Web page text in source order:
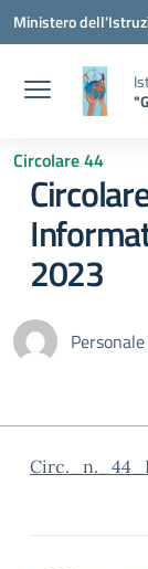
Vai ai contenuti
Vai al menu di
Vai al footer
Ministero
Circolare 44
2023